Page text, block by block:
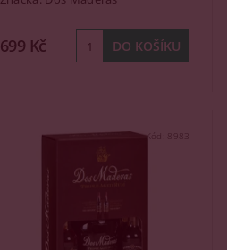
699 Kč
Kód: